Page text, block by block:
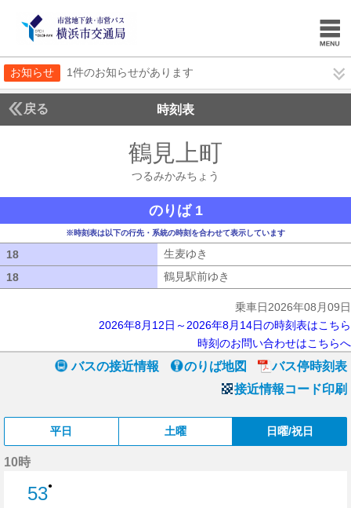
お知らせ 1件のお知らせがあります
戻る 時刻表
鶴見上町
つるみかみちょう
のりば 1
※時刻表は以下の行先・系統の時刻を合わせて表示しています
18 生麦ゆき
18
鶴見駅前ゆき
乗車日2026年08月09日
2026年8月12日～2026年8月14日の時刻表はこちら
時刻のお問い合わせはこちらへ
バスの接近情報 のりば地図
バス停時刻表
接近情報コード印刷
平日 土曜 日曜/祝日
10時
53●